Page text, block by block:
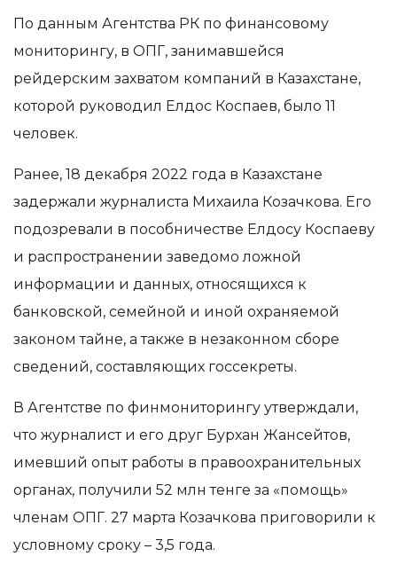
По данным Агентства РК по финансовому
мониторингу, в ОПГ, занимавшейся
рейдерским захватом компаний в Казахстане,
которой руководил Елдос Коспаев, было 11
человек.
Ранее, 18 декабря 2022 года в Казахстане
задержали журналиста Михаила Козачкова. Его
подозревали в пособничестве Елдосу Коспаеву
и распространении заведомо ложной
информации и данных, относящихся к
банковской, семейной и иной охраняемой
законом тайне, а также в незаконном сборе
сведений, составляющих госсекреты.
В Агентстве по финмониторингу утверждали,
что журналист и его друг Бурхан Жансейтов,
имевший опыт работы в правоохранительных
органах, получили 52 млн тенге за «помощь»
членам ОПГ. 27 марта Козачкова приговорили к
условному сроку – 3,5 года.